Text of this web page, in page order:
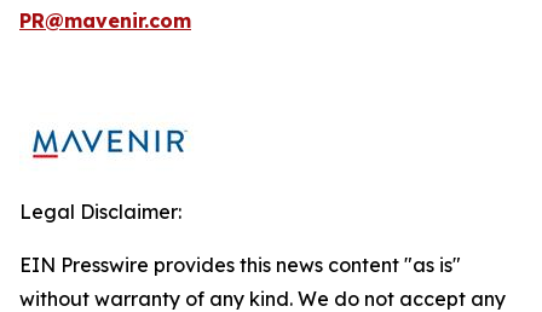
PR@mavenir.com
Legal Disclaimer:
EIN Presswire provides this news content "as is"
without warranty of any kind. We do not accept any